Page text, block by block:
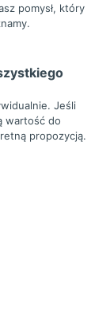
pomysł, który
Jeśli
wartość do
propozycją.